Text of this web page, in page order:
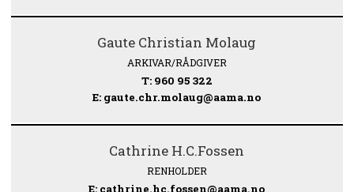
Gaute Christian Molaug
ARKIVAR/RÅDGIVER
T: 960 95 322
E: gaute.chr.molaug@aama.no
Cathrine H.C.Fossen
RENHOLDER
E: cathrine.hc.fossen@aama.no